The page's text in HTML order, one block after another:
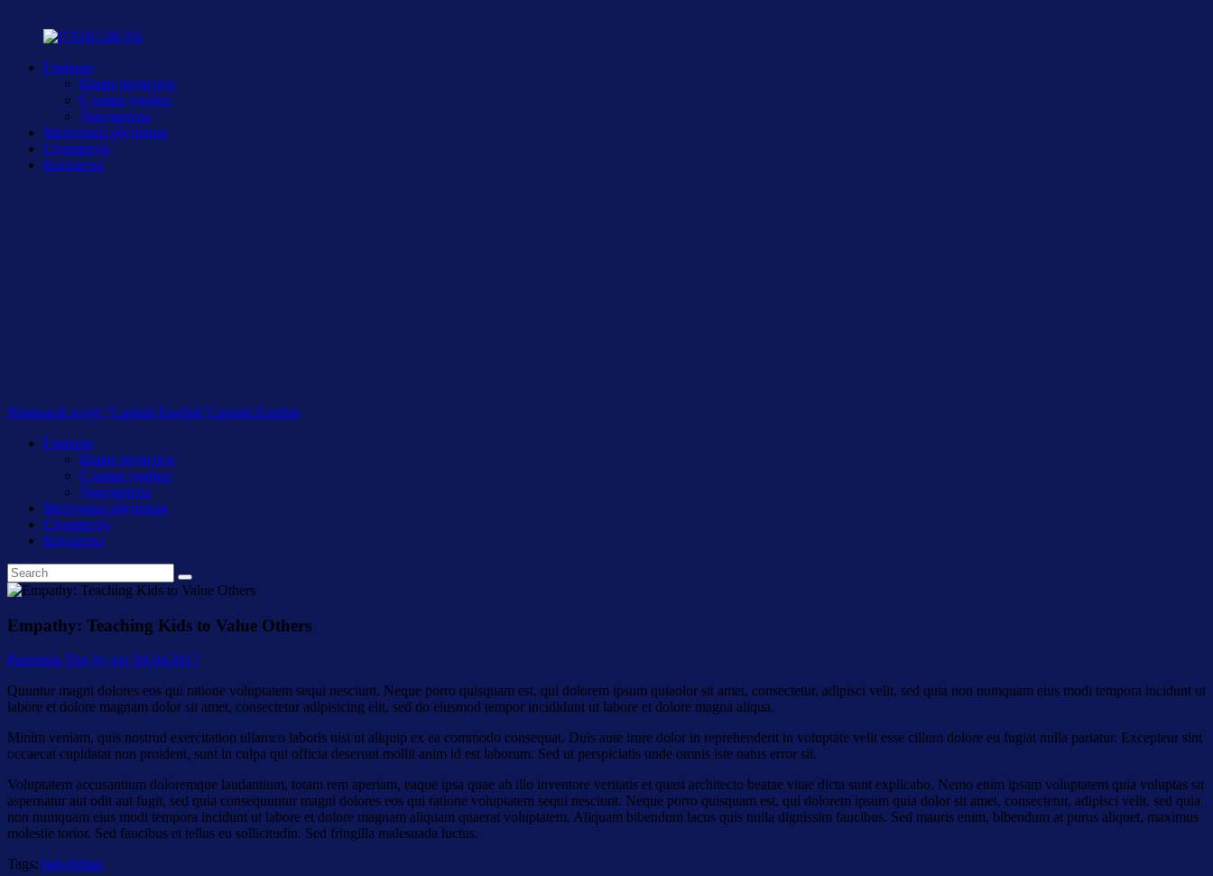
Главная
Наши педагоги
С нами удобно
Документы
Методики обучения
Стоимость
Контакты
Языковой клуб "Captain English"Captain English
Главная
Наши педагоги
С нами удобно
Документы
Методики обучения
Стоимость
Контакты
Empathy: Teaching Kids to Value Others
Parenting Tips by gsv 04.04.2017
Quuntur magni dolores eos qui ratione voluptatem sequi nesciunt. Neque porro quisquam est, qui dolorem ipsum quiaolor sit amet, consectetur, adipisci velit, sed quia non numquam eius modi tempora incidunt ut
labore et dolore magnam dolor sit amet, consectetur adipisicing elit, sed do eiusmod tempor incididunt ut labore et dolore magna aliqua.
Minim veniam, quis nostrud exercitation ullamco laboris nisi ut aliquip ex ea commodo consequat. Duis aute irure dolor in reprehenderit in voluptate velit esse cillum dolore eu fugiat nulla pariatur. Excepteur sint
occaecat cupidatat non proident, sunt in culpa qui officia deserunt mollit anim id est laborum. Sed ut perspiciatis unde omnis iste natus error sit.
Voluptatem accusantium doloremque laudantium, totam rem aperiam, eaque ipsa quae ab illo inventore veritatis et quasi architecto beatae vitae dicta sunt explicabo. Nemo enim ipsam voluptatem quia voluptas sit
aspernatur aut odit aut fugit, sed quia consequuntur magni dolores eos qui ratione voluptatem sequi nesciunt. Neque porro quisquam est, qui dolorem ipsum quia dolor sit amet, consectetur, adipisci velit, sed quia
non numquam eius modi tempora incidunt ut labore et dolore magnam aliquam quaerat voluptatem. Aliquam bibendum lacus quis nulla dignissim faucibus. Sed mauris enim, bibendum at purus aliquet, maximus
molestie tortor. Sed faucibus et tellus eu sollicitudin. Sed fringilla malesuada luctus.
Tags: babyInfant